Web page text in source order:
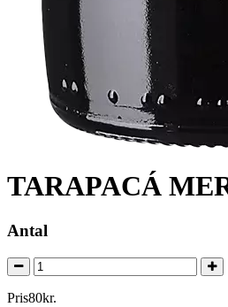
TARAPACÁ
Antal
Pris80kr.